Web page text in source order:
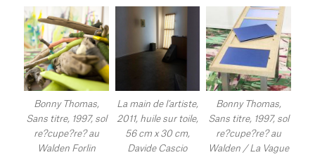
Bonny Thomas,
Sans titre, 1997, sol
re?cupe?re? au
Walden Forlin
La main de l’artiste,
2011, huile sur toile,
56 cm x 30 cm,
Davide Cascio
Bonny Thomas,
Sans titre, 1997, sol
re?cupe?re? au
Walden / La Vague